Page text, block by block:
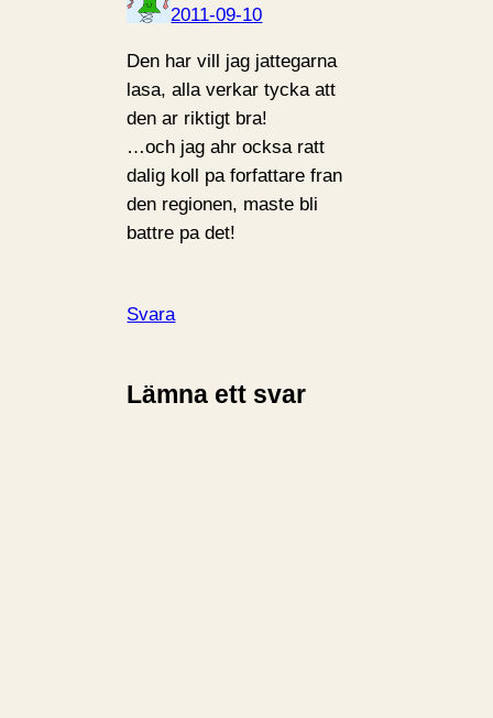
2011-09-10
Den har vill jag jattegarna
lasa, alla verkar tycka att
den ar riktigt bra!
…och jag ahr ocksa ratt
dalig koll pa forfattare fran
den regionen, maste bli
battre pa det!
Svara
Lämna ett svar